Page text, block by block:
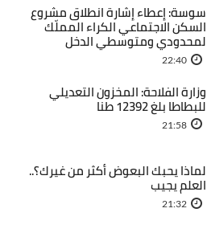
سوسة: إعطاء إشارة انطلاق مشروع
السكن الاجتماعي الكراء المملّك
لمحدودي ومتوسطي الدخل
22:40
وزارة الفلاحة: المخزون التعديلي
للبطاطا بلغ 12392 طنا
21:58
لماذا يحبك البعوض أكثر من غيرك؟..
العلم يجيب
21:32